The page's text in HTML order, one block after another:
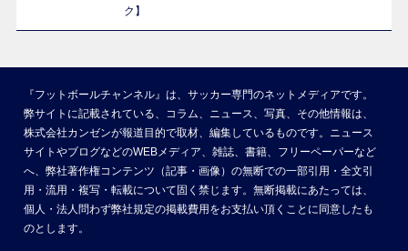
ク】
『フットボールチャンネル』は、サッカー専門のネットメディアです。
弊サイトに記載されている、コラム、ニュース、写真、その他情報は、
株式会社カンゼンが報道目的で取材、編集しているものです。ニュース
サイトやブログなどのWEBメディア、雑誌、書籍、フリーペーパーなど
へ、弊社著作権コンテンツ（記事・画像）の無断での一部引用・全文引
用・流用・複写・転載について固く禁じます。無断掲載にあたっては、
個人・法人問わず弊社規定の掲載費用をお支払い頂くことに同意したも
のとします。